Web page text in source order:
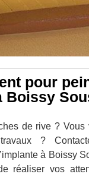
pour
Boissy
de rive ? Vous
?
à Boissy
réaliser vos